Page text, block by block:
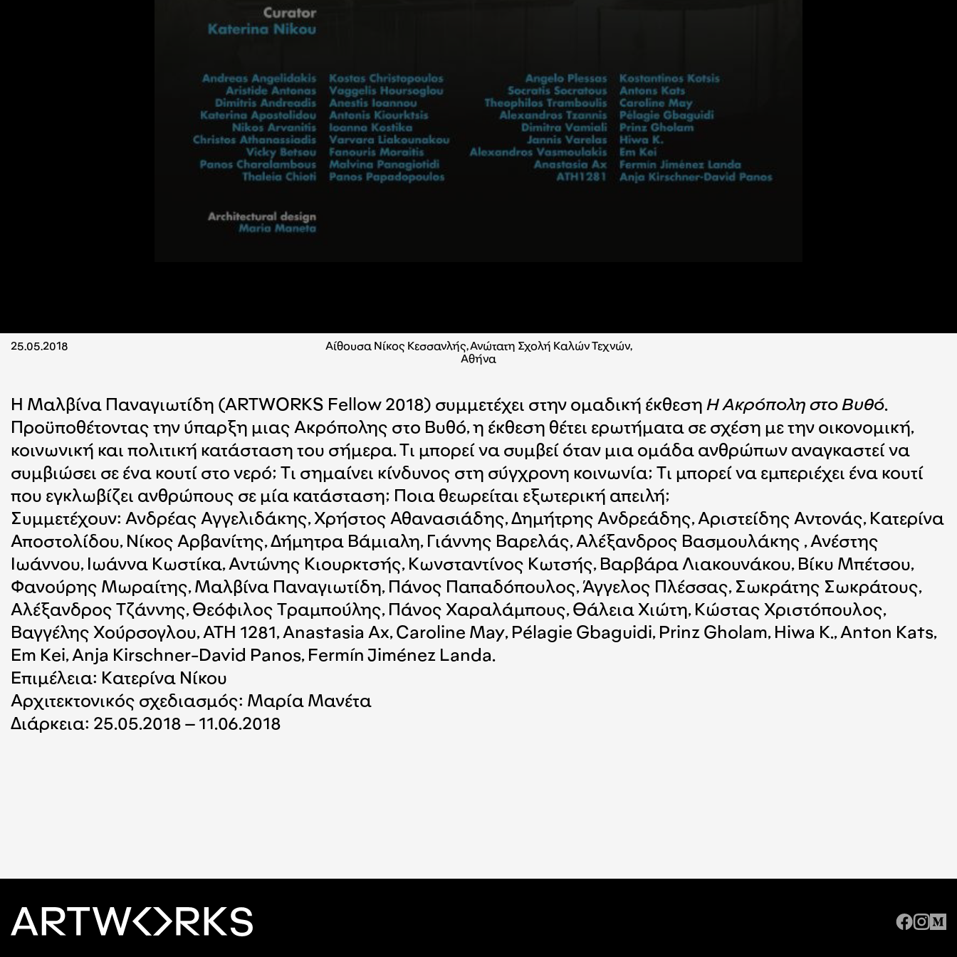
25.05.2018
Αίθουσα Νίκος Κεσσανλής, Ανώτατη Σχολή Καλών Τεχνών,
Αθήνα
H Μαλβίνα Παναγιωτίδη (ARTWORKS Fellow 2018) συμμετέχει στην ομαδική έκθεση Η Ακρόπολη στο Βυθό.
Προϋποθέτοντας την ύπαρξη μιας Ακρόπολης στο Βυθό, η έκθεση θέτει ερωτήματα σε σχέση με την οικονομική,
κοινωνική και πολιτική κατάσταση του σήμερα. Τι μπορεί να συμβεί όταν μια ομάδα ανθρώπων αναγκαστεί να
συμβιώσει σε ένα κουτί στο νερό; Τι σημαίνει κίνδυνος στη σύγχρονη κοινωνία; Τι μπορεί να εμπεριέχει ένα κουτί
που εγκλωβίζει ανθρώπους σε μία κατάσταση; Ποια θεωρείται εξωτερική απειλή;
Συμμετέχουν: Ανδρέας Αγγελιδάκης, Χρήστος Αθανασιάδης, Δημήτρης Ανδρεάδης, Αριστείδης Αντονάς, Κατερίνα
Αποστολίδου, Νίκος Αρβανίτης, Δήμητρα Βάμιαλη, Γιάννης Βαρελάς, Αλέξανδρος Βασμουλάκης , Ανέστης
Ιωάννου, Ιωάννα Κωστίκα, Αντώνης Κιουρκτσής, Κωνσταντίνος Κωτσής, Βαρβάρα Λιακουνάκου, Βίκυ Μπέτσου,
Φανούρης Μωραίτης, Μαλβίνα Παναγιωτίδη, Πάνος Παπαδόπουλος, Άγγελος Πλέσσας, Σωκράτης Σωκράτους,
Αλέξανδρος Τζάννης, Θεόφιλος Τραμπούλης, Πάνος Χαραλάμπους, Θάλεια Χιώτη, Κώστας Χριστόπουλος,
Βαγγέλης Χούρσογλου, ATH 1281, Anastasia Ax, Caroline May, Pélagie Gbaguidi, Prinz Gholam, Hiwa K., Anton Kats,
Em Kei, Anja Kirschner-David Panos, Fermín Jiménez Landa.
Επιμέλεια: Κατερίνα Νίκου
Αρχιτεκτονικός σχεδιασμός: Μαρία Μανέτα
Διάρκεια: 25.05.2018 – 11.06.2018